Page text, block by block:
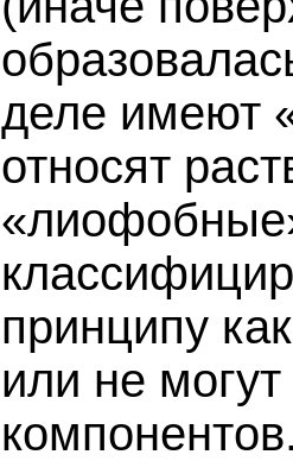
деле имеют
относят
принципу
или не